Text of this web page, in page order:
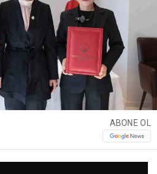
ABONE OL